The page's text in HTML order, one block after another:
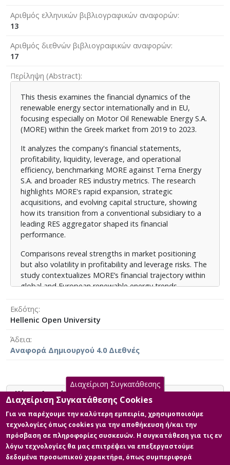
Αριθμός ελληνικών βιβλιογραφικών αναφορών
13
Αριθμός διεθνών βιβλιογραφικών αναφορών
17
Περίληψη (Abstract)
This thesis examines the financial dynamics of the
renewable energy sector internationally and in EU,
focusing especially on Motor Oil Renewable Energy S.A.
(MORE) within the Greek market from 2019 to 2023.
It analyzes the company's financial statements,
profitability, liquidity, leverage, and operational
efficiency, benchmarking MORE against Terna Energy
S.A. and broader RES industry metrics. The research
highlights MORE's rapid expansion, strategic
acquisitions, and evolving capital structure, showing
how its transition from a conventional subsidiary to a
leading RES aggregator shaped its financial
performance.
Comparisons reveal strengths in market positioning
but also volatility in profitability and leverage risks. The
study contextualizes MORE’s financial trajectory within
global and European renewable energy trends,
The conclusions provide insights into future strategic
opportunities, identifying potential risks and proposing
paths for optimizing financial sustainability within
Greece’s evolving clean energy sector.
Εκδότης
Hellenic Open University
Άδεια
Αναφορά Δημιουργού 4.0 Διεθνές
Κύρια Αρχεία Διατριβής
Financial Analysis of the Renewable
Energy Sector. With special
reference to Greek Company Motor
Oil Renewable Energy, for the years
2019-2023
Διαχείριση Συγκατάθεσης
Διαχείριση Συγκατάθεσης Cookies
Για να παρέχουμε την καλύτερη εμπειρία, χρησιμοποιούμε
τεχνολογίες όπως cookies για την αποθήκευση ή/και την
πρόσβαση σε πληροφορίες συσκευών. Η συγκατάθεση για τις εν
λόγω τεχνολογίες θα μας επιτρέψει να επεξεργαστούμε
δεδομένα προσωπικού χαρακτήρα, όπως συμπεριφορά